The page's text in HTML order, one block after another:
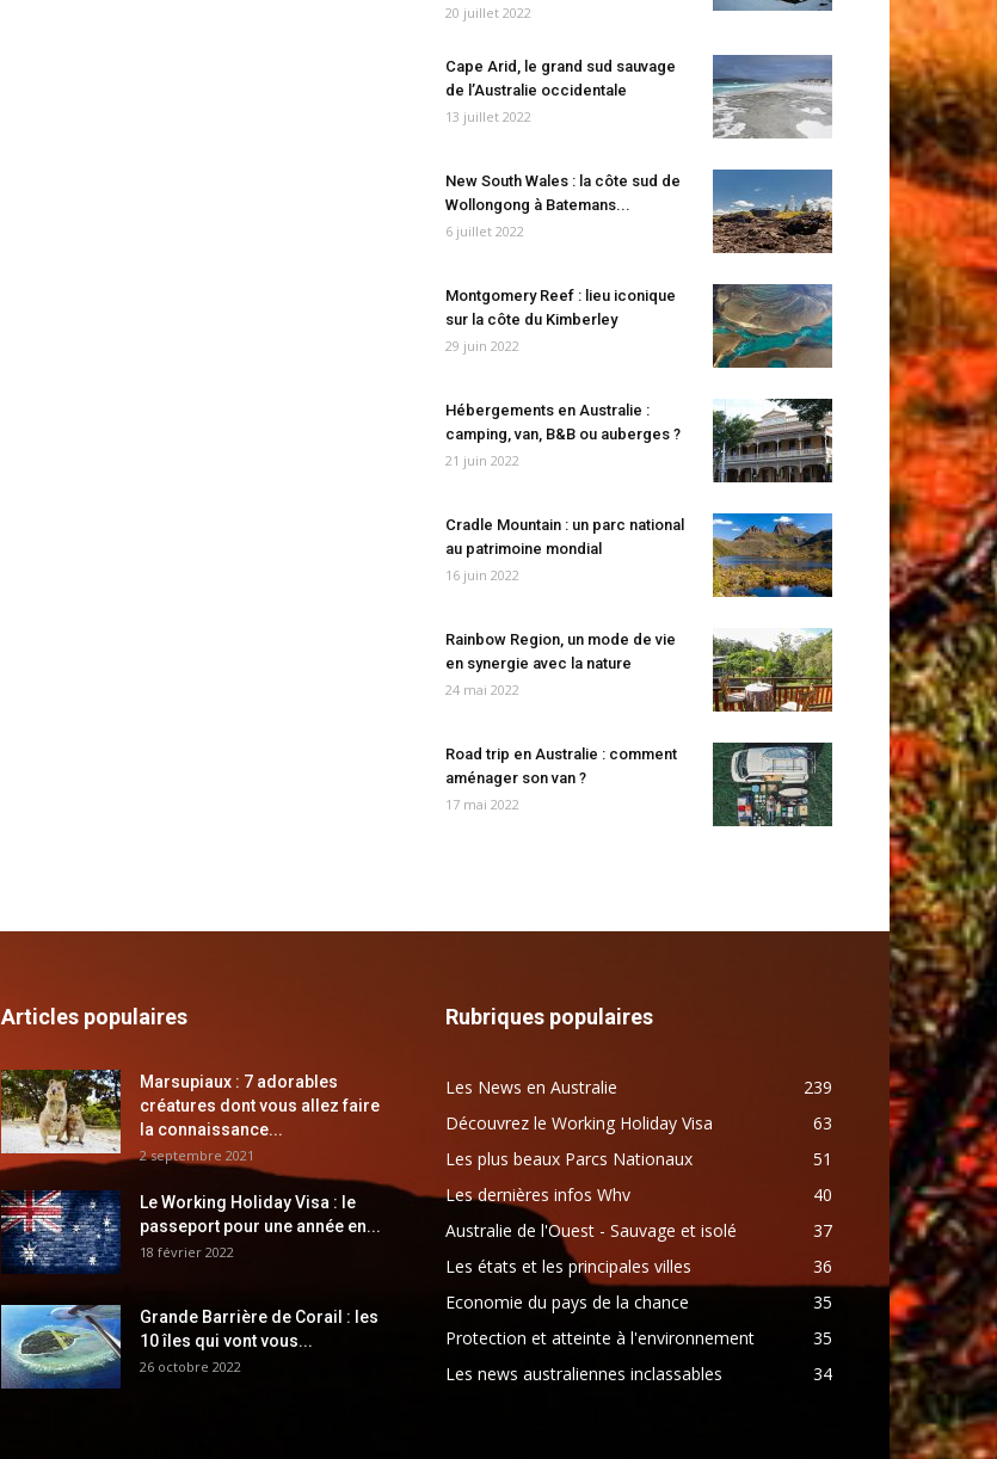
20 juillet 2022
Cape Arid, le grand sud sauvage
de l’Australie occidentale
13 juillet 2022
New South Wales : la côte sud de
Wollongong à Batemans...
6 juillet 2022
Montgomery Reef : lieu iconique
sur la côte du Kimberley
29 juin 2022
Hébergements en Australie :
camping, van, B&B ou auberges ?
21 juin 2022
Cradle Mountain : un parc national
au patrimoine mondial
16 juin 2022
Rainbow Region, un mode de vie
en synergie avec la nature
24 mai 2022
Road trip en Australie : comment
aménager son van ?
17 mai 2022
Articles populaires
Marsupiaux : 7 adorables
créatures dont vous allez faire
la connaissance...
2 septembre 2021
Le Working Holiday Visa : le
passeport pour une année en...
18 février 2022
Grande Barrière de Corail : les
10 îles qui vont vous...
26 octobre 2022
Rubriques populaires
Les News en Australie
239
Découvrez le Working Holiday Visa
63
Les plus beaux Parcs Nationaux
51
Les dernières infos Whv
40
Australie de l'Ouest - Sauvage et isolé
37
Les états et les principales villes
36
Economie du pays de la chance
35
Protection et atteinte à l'environnement
35
Les news australiennes inclassables
34